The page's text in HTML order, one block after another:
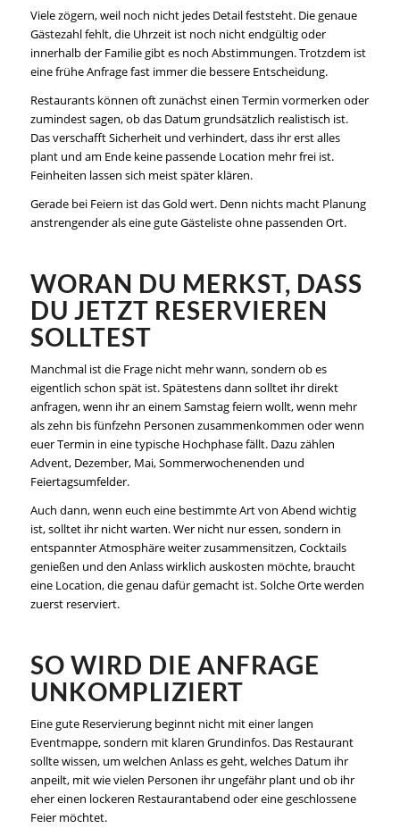
Viele zögern, weil noch nicht jedes Detail feststeht. Die genaue
Gästezahl fehlt, die Uhrzeit ist noch nicht endgültig oder
innerhalb der Familie gibt es noch Abstimmungen. Trotzdem ist
eine frühe Anfrage fast immer die bessere Entscheidung.
Restaurants können oft zunächst einen Termin vormerken oder
zumindest sagen, ob das Datum grundsätzlich realistisch ist.
Das verschafft Sicherheit und verhindert, dass ihr erst alles
plant und am Ende keine passende Location mehr frei ist.
Feinheiten lassen sich meist später klären.
Gerade bei Feiern ist das Gold wert. Denn nichts macht Planung
anstrengender als eine gute Gästeliste ohne passenden Ort.
WORAN DU MERKST, DASS
DU JETZT RESERVIEREN
SOLLTEST
Manchmal ist die Frage nicht mehr wann, sondern ob es
eigentlich schon spät ist. Spätestens dann solltet ihr direkt
anfragen, wenn ihr an einem Samstag feiern wollt, wenn mehr
als zehn bis fünfzehn Personen zusammenkommen oder wenn
euer Termin in eine typische Hochphase fällt. Dazu zählen
Advent, Dezember, Mai, Sommerwochenenden und
Feiertagsumfelder.
Auch dann, wenn euch eine bestimmte Art von Abend wichtig
ist, solltet ihr nicht warten. Wer nicht nur essen, sondern in
entspannter Atmosphäre weiter zusammensitzen, Cocktails
genießen und den Anlass wirklich auskosten möchte, braucht
eine Location, die genau dafür gemacht ist. Solche Orte werden
zuerst reserviert.
SO WIRD DIE ANFRAGE
UNKOMPLIZIERT
Eine gute Reservierung beginnt nicht mit einer langen
Eventmappe, sondern mit klaren Grundinfos. Das Restaurant
sollte wissen, um welchen Anlass es geht, welches Datum ihr
anpeilt, mit wie vielen Personen ihr ungefähr plant und ob ihr
eher einen lockeren Restaurantabend oder eine geschlossene
Feier möchtet.